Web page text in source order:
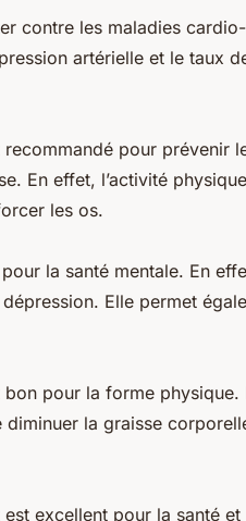
contre les maladies
artérielle et le taux
pour prévenir
En effet, l’activité
les os.
la santé mentale. En
Elle permet
pour la forme
la graisse
excellent pour la santé